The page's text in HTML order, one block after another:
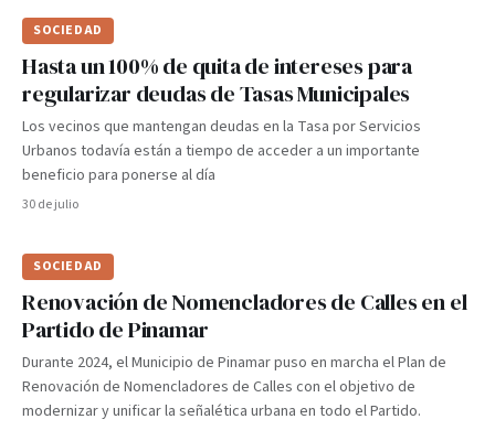
SOCIEDAD
Hasta un 100% de quita de intereses para
regularizar deudas de Tasas Municipales
Los vecinos que mantengan deudas en la Tasa por Servicios
Urbanos todavía están a tiempo de acceder a un importante
beneficio para ponerse al día
30 de julio
SOCIEDAD
Renovación de Nomencladores de Calles en el
Partido de Pinamar
Durante 2024, el Municipio de Pinamar puso en marcha el Plan de
Renovación de Nomencladores de Calles con el objetivo de
modernizar y unificar la señalética urbana en todo el Partido.